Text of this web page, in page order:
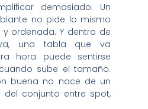
demasiado. Un
no pide lo mismo
ordenada. Y dentro de
una tabla que va
hora puede sentirse
sube el tamaño.
buena no nace de un
conjunto entre spot,